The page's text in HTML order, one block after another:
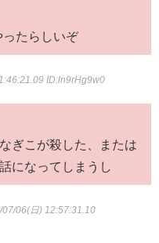
たらしいぞ
ID:ln9rHg9w0
ぎこが殺した、または
になってしまうし
07/06(日) 12:57:31.10